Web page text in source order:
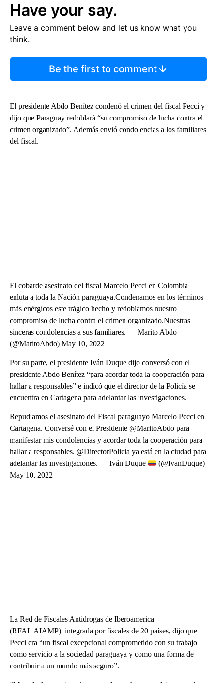
Have your say.
Leave a comment below and let us know what you
think.
Be the first to comment
El presidente Abdo Benítez condenó el crimen del fiscal Pecci y
dijo que Paraguay redoblará “su compromiso de lucha contra el
crimen organizado”. Además envió condolencias a los familiares
del fiscal.
El cobarde asesinato del fiscal Marcelo Pecci en Colombia
enluta a toda la Nación paraguaya.Condenamos en los términos
más enérgicos este trágico hecho y redoblamos nuestro
compromiso de lucha contra el crimen organizado.Nuestras
sinceras condolencias a sus familiares. — Marito Abdo
(@MaritoAbdo) May 10, 2022
Por su parte, el presidente Iván Duque dijo conversó con el
presidente Abdo Benítez “para acordar toda la cooperación para
hallar a responsables” e indicó que el director de la Policía se
encuentra en Cartagena para adelantar las investigaciones.
Repudiamos el asesinato del Fiscal paraguayo Marcelo Pecci en
Cartagena. Conversé con el Presidente @MaritoAbdo para
manifestar mis condolencias y acordar toda la cooperación para
hallar a responsables. @DirectorPolicia ya está en la ciudad para
adelantar las investigaciones. — Iván Duque
(@IvanDuque)
May 10, 2022
La Red de Fiscales Antidrogas de Iberoamerica
(RFAI_AIAMP), integrada por fiscales de 20 países, dijo que
Pecci era “un fiscal excepcional comprometido con su trabajo
como servicio a la sociedad paraguaya y como una forma de
contribuir a un mundo más seguro”.